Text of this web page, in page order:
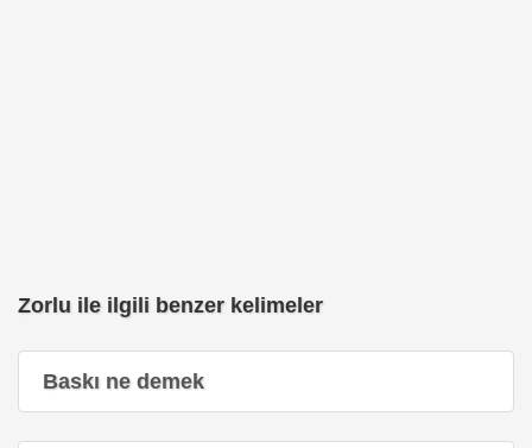
Zorlu ile ilgili benzer kelimeler
Baskı ne demek